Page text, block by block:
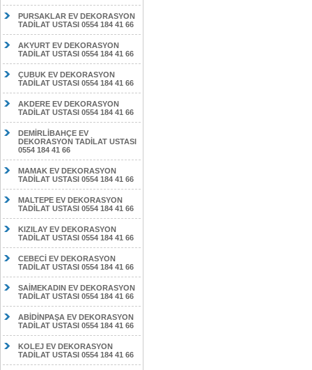
PURSAKLAR EV DEKORASYON
TADİLAT USTASI 0554 184 41 66
AKYURT EV DEKORASYON
TADİLAT USTASI 0554 184 41 66
ÇUBUK EV DEKORASYON
TADİLAT USTASI 0554 184 41 66
AKDERE EV DEKORASYON
TADİLAT USTASI 0554 184 41 66
DEMİRLİBAHÇE EV
DEKORASYON TADİLAT USTASI
0554 184 41 66
MAMAK EV DEKORASYON
TADİLAT USTASI 0554 184 41 66
MALTEPE EV DEKORASYON
TADİLAT USTASI 0554 184 41 66
KIZILAY EV DEKORASYON
TADİLAT USTASI 0554 184 41 66
CEBECİ EV DEKORASYON
TADİLAT USTASI 0554 184 41 66
SAİMEKADIN EV DEKORASYON
TADİLAT USTASI 0554 184 41 66
ABİDİNPAŞA EV DEKORASYON
TADİLAT USTASI 0554 184 41 66
KOLEJ EV DEKORASYON
TADİLAT USTASI 0554 184 41 66